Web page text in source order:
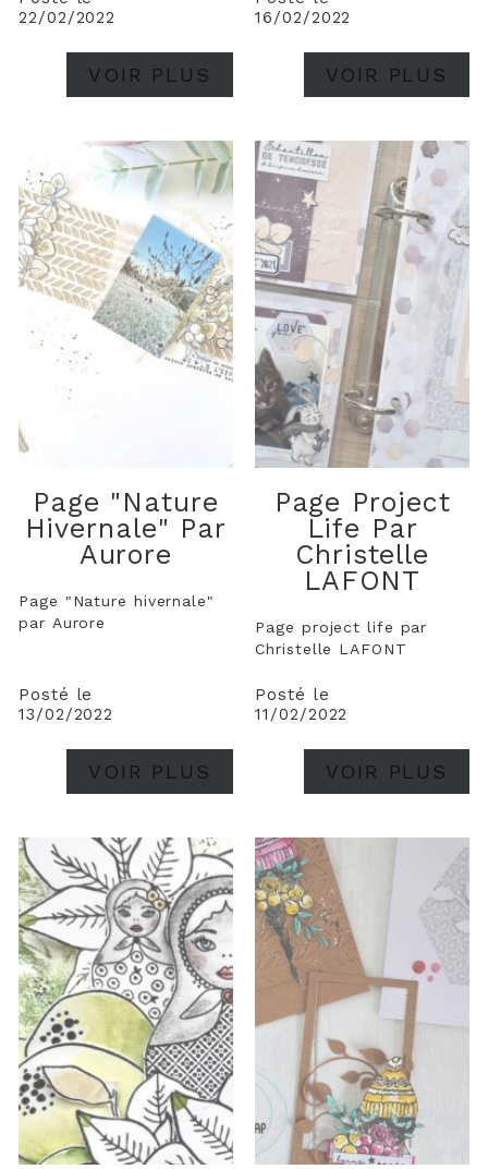
22/02/2022
VOIR PLUS
16/02/2022
VOIR PLUS
Page "Nature
Hivernale" Par
Aurore
Page "Nature hivernale"
par Aurore
Posté le
13/02/2022
VOIR PLUS
Page Project
Life Par
Christelle
LAFONT
Page project life par
Christelle LAFONT
Posté le
11/02/2022
VOIR PLUS